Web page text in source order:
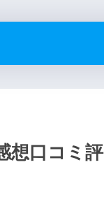
想口コミ評